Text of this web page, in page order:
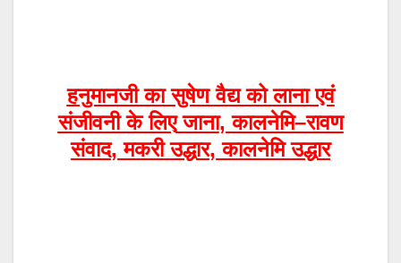
हनुमानजी का सुषेण वैद्य को लाना एवं
संजीवनी के लिए जाना,कालनेमि–रावण
संवाद,मकरी उद्धार,कालनेमि उद्धार